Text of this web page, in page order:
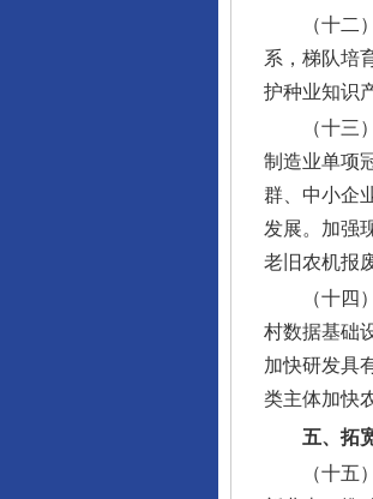
（十二
系，梯队培
护种业知识
（十三
制造业单项
群、中小企
发展。加强
老旧农机报
（十四
村数据基础
加快研发具
类主体加快
五、拓
（十五